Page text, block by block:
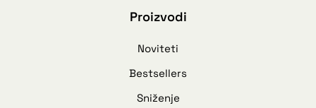
Proizvodi
Noviteti
Bestsellers
Sniženje